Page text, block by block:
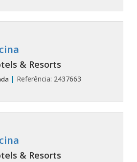
& Resorts
| Referência: 2437663
& Resorts